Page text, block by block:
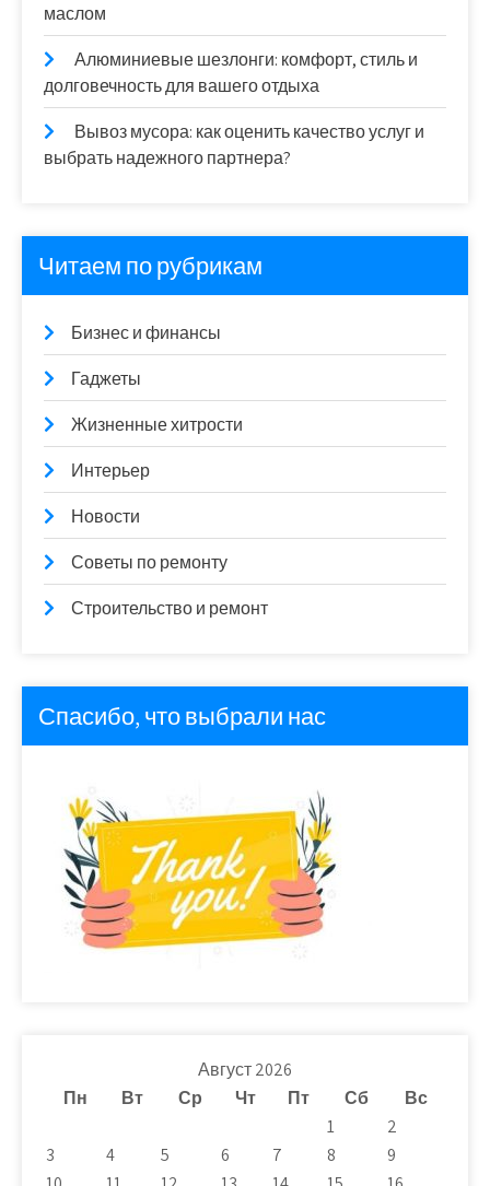
маслом
Алюминиевые шезлонги: комфорт, стиль и
долговечность для вашего отдыха
Вывоз мусора: как оценить качество услуг и
выбрать надежного партнера?
Читаем по рубрикам
Бизнес и финансы
Гаджеты
Жизненные хитрости
Интерьер
Новости
Советы по ремонту
Строительство и ремонт
Спасибо, что выбрали нас
Август 2026
Пн
Вт Ср Чт Пт Сб
Вс
1
2
3
4 5 6 7 8
9